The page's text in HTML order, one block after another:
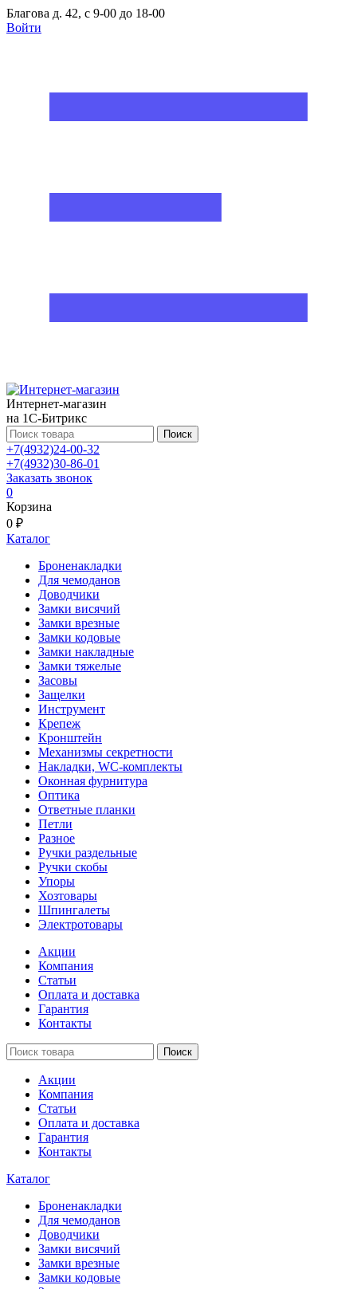
Благова д. 42, с 9-00 до 18-00
Войти
Интернет-магазин
на 1С-Битрикс
Поиск
+7(4932)24-00-32
+7(4932)30-86-01
Заказать звонок
0
Корзина
0 ₽
Каталог
Броненакладки
Для чемоданов
Доводчики
Замки висячий
Замки врезные
Замки кодовые
Замки накладные
Замки тяжелые
Засовы
Защелки
Инструмент
Крепеж
Кронштейн
Механизмы секретности
Накладки, WC-комплекты
Оконная фурнитура
Оптика
Ответные планки
Петли
Разное
Ручки раздельные
Ручки скобы
Упоры
Хозтовары
Шпингалеты
Электротовары
Акции
Компания
Статьи
Оплата и доставка
Гарантия
Контакты
Поиск
Акции
Компания
Статьи
Оплата и доставка
Гарантия
Контакты
Каталог
Броненакладки
Для чемоданов
Доводчики
Замки висячий
Замки врезные
Замки кодовые